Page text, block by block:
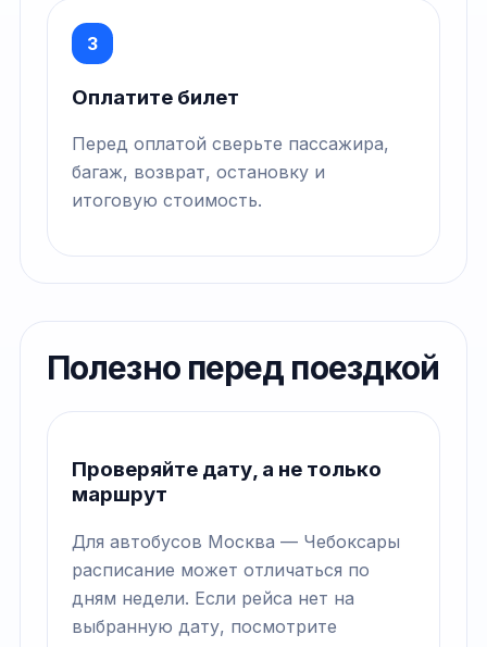
3
Оплатите билет
Перед оплатой сверьте пассажира,
багаж, возврат, остановку и
итоговую стоимость.
Полезно перед поездкой
Проверяйте дату, а не только
маршрут
Для автобусов Москва — Чебоксары
расписание может отличаться по
дням недели. Если рейса нет на
выбранную дату, посмотрите